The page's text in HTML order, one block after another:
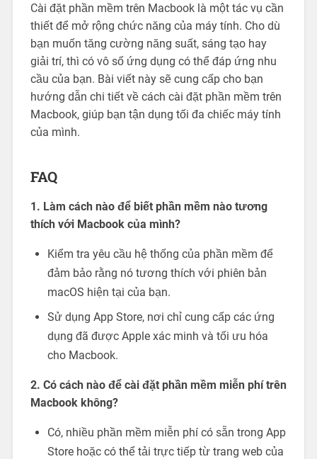
Cài đặt phần mềm trên Macbook là một tác vụ cần
thiết để mở rộng chức năng của máy tính. Cho dù
bạn muốn tăng cường năng suất, sáng tạo hay
giải trí, thì có vô số ứng dụng có thể đáp ứng nhu
cầu của bạn. Bài viết này sẽ cung cấp cho bạn
hướng dẫn chi tiết về cách cài đặt phần mềm trên
Macbook, giúp bạn tận dụng tối đa chiếc máy tính
của mình.
FAQ
1. Làm cách nào để biết phần mềm nào tương
thích với Macbook của mình?
Kiểm tra yêu cầu hệ thống của phần mềm để
đảm bảo rằng nó tương thích với phiên bản
macOS hiện tại của bạn.
Sử dụng App Store, nơi chỉ cung cấp các ứng
dụng đã được Apple xác minh và tối ưu hóa
cho Macbook.
2. Có cách nào để cài đặt phần mềm miễn phí trên
Macbook không?
Có, nhiều phần mềm miễn phí có sẵn trong App
Store hoặc có thể tải trực tiếp từ trang web của